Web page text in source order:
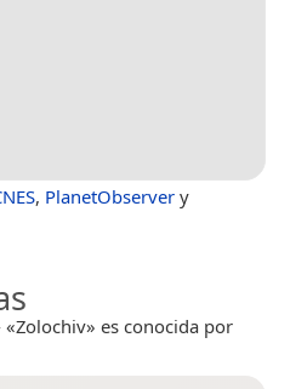
, PlanetObserver y
es conocida por